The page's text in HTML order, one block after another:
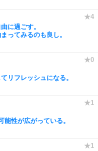
に過ごす。
ってみるのも良し。
リフレッシュになる。
能性が広がっている。